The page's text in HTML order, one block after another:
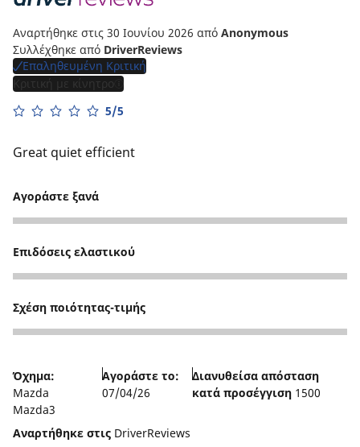
Αναρτήθηκε στις 30 Ιουνίου 2026 από Anonymous
Συλλέχθηκε από DriverReviews
Επαληθευμένη Κριτική
Κριτική με κίνητρο
5/5
Great quiet efficient
Αγοράστε ξανά
4
Επιδόσεις ελαστικού
5
Σχέση ποιότητας-τιμής
5
Όχημα:
Mazda
Mazda3
Αγοράστε το:
07/04/26
Διανυθείσα απόσταση
κατά προσέγγιση1500
Αναρτήθηκε στις DriverReviews